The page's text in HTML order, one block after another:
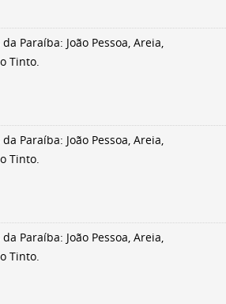
Paraíba: João Pessoa, Areia,
Tinto.
Paraíba: João Pessoa, Areia,
Tinto.
Paraíba: João Pessoa, Areia,
Tinto.